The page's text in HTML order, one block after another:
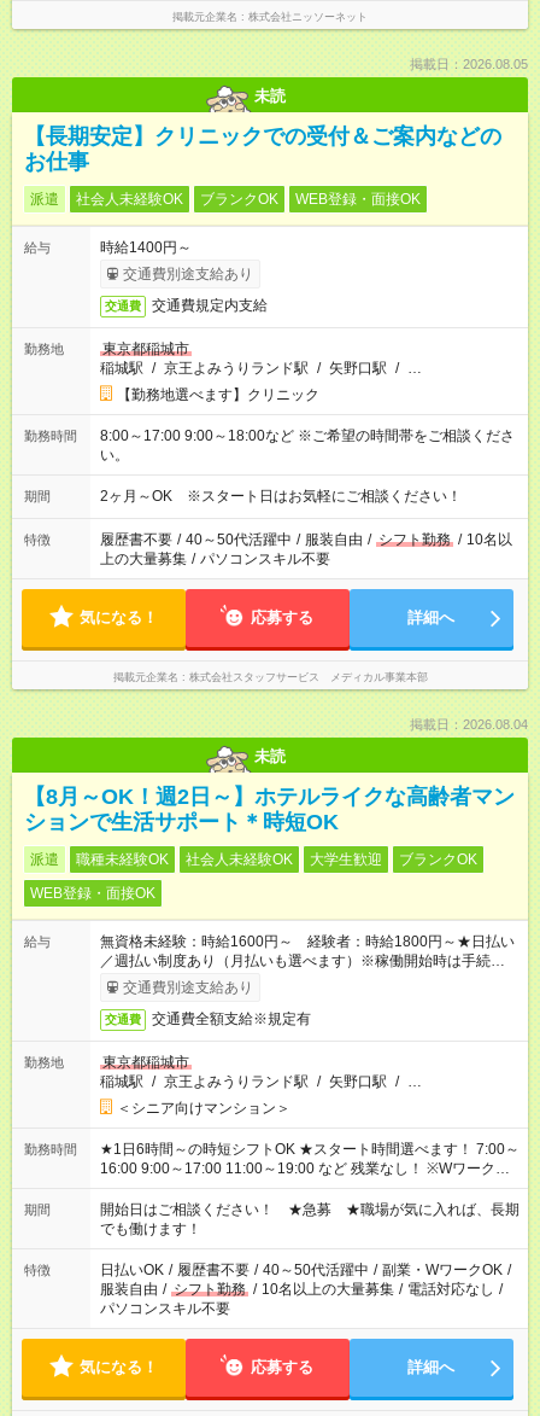
掲載元企業名 株式会社ニッソーネット
掲載日：2026.08.05
未読
【長期安定】クリニックでの受付＆ご案内などの
お仕事
派遣 社会人未経験OK ブランクOK WEB登録・面接OK
給与
時給1400円～
交通費別途支給あり
交通費 交通費規定内支給
勤務地
東京都稲城市
稲城駅 / 京王よみうりランド駅 / 矢野口駅 / …
【勤務地選べます】クリニック
勤務時間
8:00～17:00 9:00～18:00など ※ご希望の時間帯をご相談くださ
い。
期間 2ヶ月～OK ※スタート日はお気軽にご相談ください！
特徴 履歴書不要 / 40～50代活躍中 / 服装自由 / シフト勤務 / 10名以
上の大量募集 / パソコンスキル不要
気になる！ 応募する 詳細へ
掲載元企業名 株式会社スタッフサービス メディカル事業本部
掲載日：2026.08.04
未読
【8月～OK！週2日～】ホテルライクな高齢者マン
ションで生活サポート＊時短OK
派遣 職種未経験OK 社会人未経験OK 大学生歓迎
ブランクOK
WEB登録・面接OK
給与
無資格未経験：時給1600円～ 経験者：時給1800円～★日払い
／週払い制度あり（月払いも選べます）※稼働開始時は手続き完
了次第のお支払いとなります。
交通費別途支給あり
交通費 交通費全額支給※規定有
勤務地
東京都稲城市
稲城駅 / 京王よみうりランド駅 / 矢野口駅 / …
＜シニア向けマンション＞
勤務時間
★1日6時間～の時短シフトOK ★スタート時間選べます！ 7:00～
16:00 9:00～17:00 11:00～19:00 など 残業なし！ ※Wワークの
場合、他のお仕事と合わせ週40時間超の就業はご案内できませ
ん ※法令に基づき、週20時間以上勤務は社会保険への加入対象
となります ※労働者派遣法（日雇い派遣の原則禁止）により、
短時間・短期間の就業はご案内が難しい場合があります
期間
開始日はご相談ください！ ★急募 ★職場が気に入れば、長期
でも働けます！
特徴 日払いOK / 履歴書不要 / 40～50代活躍中 / 副業・WワークOK /
服装自由 / シフト勤務 / 10名以上の大量募集 / 電話対応なし /
パソコンスキル不要
気になる！ 応募する 詳細へ